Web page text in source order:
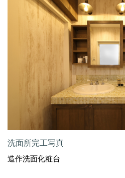
洗面所完工写真
造作洗面化粧台